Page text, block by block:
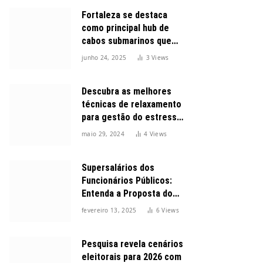
Fortaleza se destaca
como principal hub de
cabos submarinos que
conectam o Brasil ao
junho 24, 2025 3Views
Descubra as melhores
técnicas de relaxamento
para gestão do estresse
durante o dia
maio 29, 2024 4 Views
Supersalários dos
Funcionários Públicos:
Entenda a Proposta do
Governo para Limitar
fevereiro 13, 2025 6Views
Pesquisa revela cenários
eleitorais para 2026 com